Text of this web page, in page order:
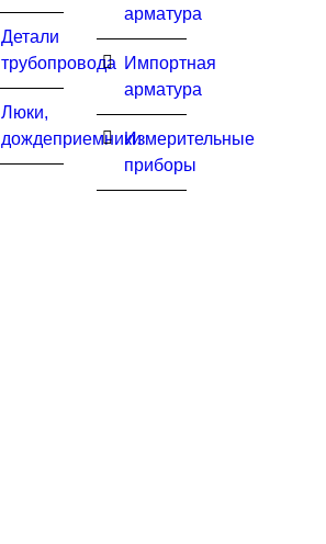
Детали
трубопровода
Люки,
дождеприемники
арматура
Импортная
арматура
Измерительные
приборы